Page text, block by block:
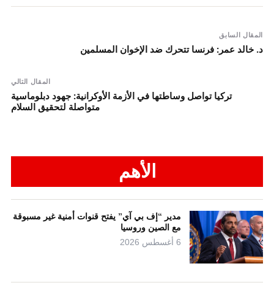
المقال السابق
د. خالد عمر: فرنسا تتحرك ضد الإخوان المسلمين
المقال التالي
تركيا تواصل وساطتها في الأزمة الأوكرانية: جهود دبلوماسية
متواصلة لتحقيق السلام
الأهم
مدير “إف بي آي” يفتح قنوات أمنية غير مسبوقة
مع الصين وروسيا
6 أغسطس 2026